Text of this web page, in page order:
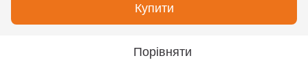
Купити
Порівняти